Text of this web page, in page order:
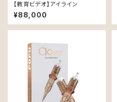
【教育ビデオ】アイライン
¥88,000